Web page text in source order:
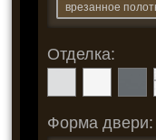
врезанное
Отделка:
Форма двери: